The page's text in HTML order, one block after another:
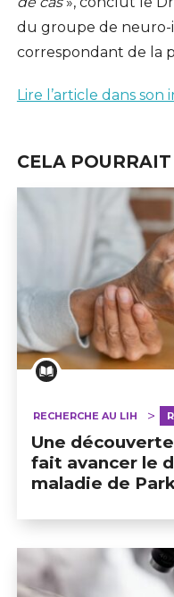
du groupe de
correspondant de la
Lire l’article dans son
CELA
RECHERCHE AU LIH
Une
fait avancer le
maladie de